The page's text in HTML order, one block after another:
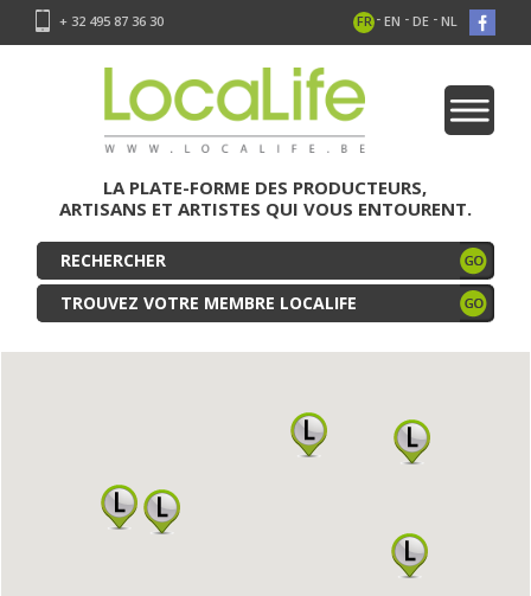
+ 32 495 87 36 30 FR - EN - DE - NL
LA PLATE-FORME DES PRODUCTEURS,
ARTISANS ET ARTISTES QUI VOUS ENTOURENT.
TROUVEZ VOTRE MEMBRE LOCALIFE